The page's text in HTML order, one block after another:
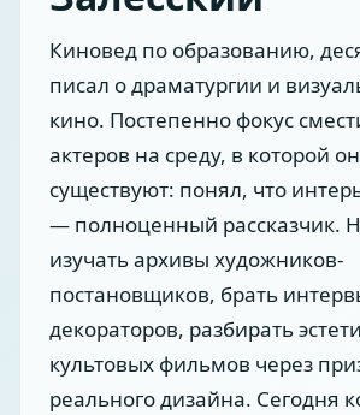
Киновед по образованию,
писал о драматургии и
кино. Постепенно фокус
актеров на среду, в которой
существуют: понял, что
— полноценный рассказчик.
изучать архивы художников-
постановщиков, брать
декораторов, разбирать
культовых фильмов через
реального дизайна. Сегодня